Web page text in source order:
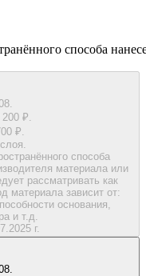
способа
200 ₽.
₽.
способа
материала или
рассматривать как
материала зависит от:
основания,
и т.д.
г.